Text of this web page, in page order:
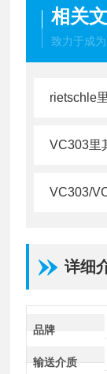
相关
致力于成
rietschle
VC303里
VC303/
详细
品牌
输送介质